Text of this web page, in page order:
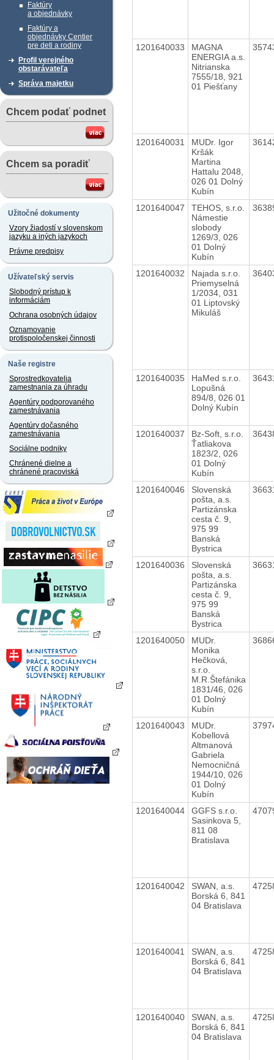
Faktúry
a objednávky
Faktúry a
objednávky Centier
pre deti a rodiny
Profil verejného
obstarávateľa
Správa majetku
Chcem podať podnet
Chcem sa poradiť
Užitočné dokumenty
Vzory žiadostí v slovenskom
jazyku a iných jazykoch
Právne predpisy
Užívateľský servis
Slobodný prístup k
informáciám
Ochrana osobných údajov
Oznamovanie
protispoločenskej činnosti
Naše registre
Sprostredkovatelia
zamestnania za úhradu
Agentúry podporovaného
zamestnávania
Agentúry dočasného
zamestnávania
Sociálne podniky
Chránené dielne a
chránené pracoviská
1201640033
MAGNA
ENERGIA a.s.
Nitrianska
7555/18, 921
01 Piešťany
1201640031
MUDr. Igor
Kršák
Martina
Hattalu 2048,
026 01 Dolný
Kubín
1201640047
TEHOS, s.r.o.
Námestie
slobody
1269/3, 026
01 Dolný
Kubín
1201640032
Najada s.r.o.
Priemyselná
1/2034, 031
01 Liptovský
Mikuláš
1201640035
HaMed s.r.o.
Lopušná
894/8, 026 01
Dolný Kubín
1201640037
Bz-Soft, s.r.o.
Ťatliakova
1823/2, 026
01 Dolný
Kubín
1201640046
Slovenská
pošta, a.s.
Partizánska
cesta č. 9,
975 99
Banská
Bystrica
1201640036
Slovenská
pošta, a.s.
Partizánska
cesta č. 9,
975 99
Banská
Bystrica
1201640050
MUDr.
Monika
Hečková,
s.r.o.
M.R.Štefánika
1831/46, 026
01 Dolný
Kubín
1201640043
MUDr.
Kobellová
Altmanová
Gabriela
Nemocničná
1944/10, 026
01 Dolný
Kubín
1201640044
GGFS s.r.o.
Sasinkova 5,
811 08
Bratislava
1201640042
SWAN, a.s.
Borská 6, 841
04 Bratislava
1201640041
SWAN, a.s.
Borská 6, 841
04 Bratislava
1201640040
SWAN, a.s.
Borská 6, 841
04 Bratislava